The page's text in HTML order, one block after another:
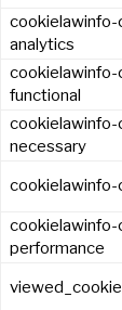
cookielawinfo-
analytics
cookielawinfo-
functional
cookielawinfo-
necessary
cookielawinfo-
performance